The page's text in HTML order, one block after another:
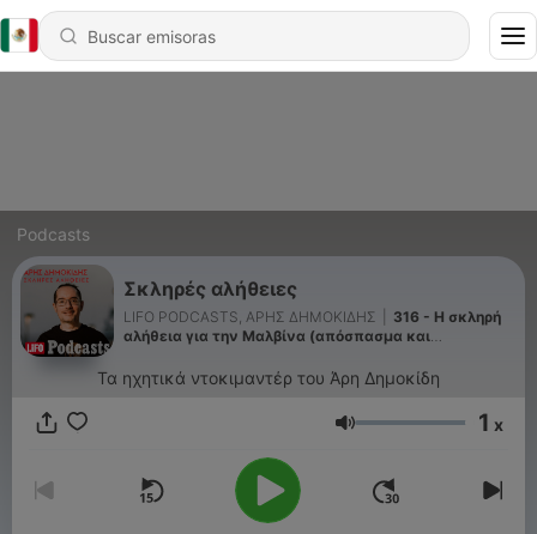
Podcasts
Σκληρές αλήθειες
LIFO PODCASTS, ΑΡΗΣ ΔΗΜΟΚΙΔΗΣ
316 - H σκληρή
αλήθεια για την Μαλβίνα (απόσπασμα και
Τα ηχητικά ντοκιμαντέρ του Άρη Δημοκίδη
Volumen 1 x